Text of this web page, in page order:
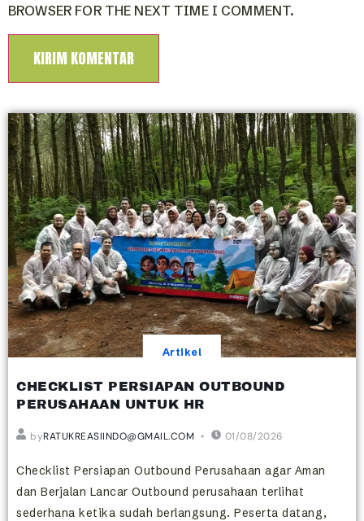
BROWSER FOR THE NEXT TIME I COMMENT.
Artikel
CHECKLIST PERSIAPAN OUTBOUND
PERUSAHAAN UNTUK HR
byRATUKREASIINDO@GMAIL.COM 01/08/2026
Checklist Persiapan Outbound Perusahaan agar Aman
dan Berjalan Lancar Outbound perusahaan terlihat
sederhana ketika sudah berlangsung. Peserta datang,